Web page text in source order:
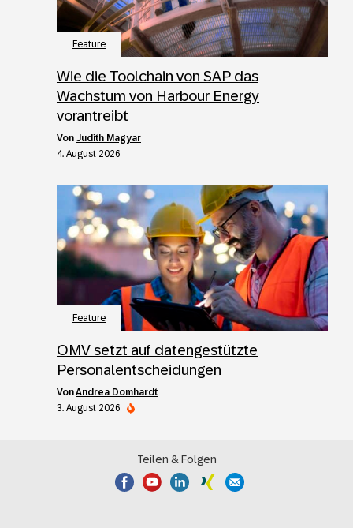
Feature
Wie die Toolchain von SAP das
Wachstum von Harbour Energy
vorantreibt
von Judith Magyar
4. August 2026
Feature
OMV setzt auf datengestützte
Personalentscheidungen
vonAndrea Domhardt
3. August 2026
Teilen & Folgen